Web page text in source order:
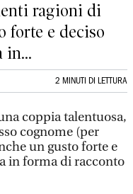
ragioni di
forte e deciso
in...
2 MINUTI DI LETTURA
coppia talentuosa,
cognome (per
un gusto forte e
in forma di racconto